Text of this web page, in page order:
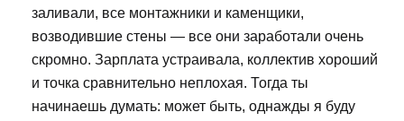
заливали, все монтажники и каменщики,
возводившие стены — все они заработали очень
скромно. Зарплата устраивала, коллектив хороший
и точка сравнительно неплохая. Тогда ты
начинаешь думать: может быть, однажды я буду